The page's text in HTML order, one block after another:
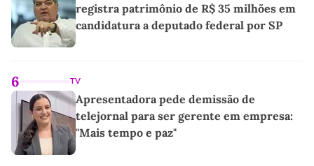
registra patrimônio de R$ 35 milhões em
candidatura a deputado federal por SP
6 TV
Apresentadora pede demissão de
telejornal para ser gerente em empresa:
"Mais tempo e paz"